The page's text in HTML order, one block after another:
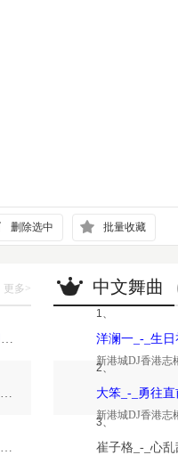
删除选中 批量收藏
更多>
嗨音社DJ龙少《2026最新好听网络伤感歌曲推荐·深爱过的人一生惦记》
【经典怀旧香港粤语金曲1989】高潮版【DJ邹杰】
【沉浸式纯爱金曲】深度翻唱女声版【DJ邹杰】_
中文舞曲
1、
新港城DJ香港志
2、
新港城DJ香港志
3、